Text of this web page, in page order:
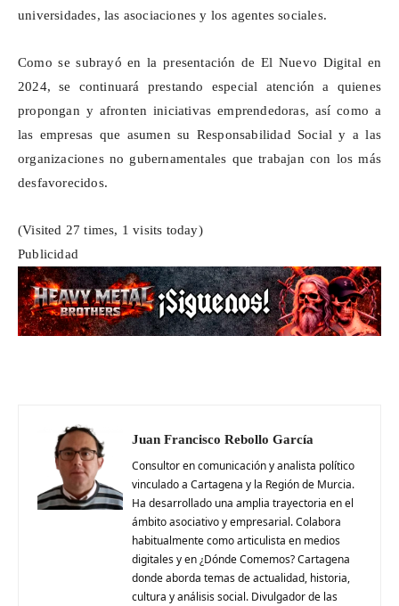
universidades, las asociaciones y los agentes sociales.
Como se subrayó en la presentación de El Nuevo Digital en
2024, se continuará prestando especial atención a quienes
propongan y afronten iniciativas emprendedoras, así como a
las empresas que asumen su Responsabilidad Social y a las
organizaciones no gubernamentales que trabajan con los más
desfavorecidos.
(Visited 27 times, 1 visits today)
Publicidad
Juan Francisco Rebollo García
Consultor en comunicación y analista político
vinculado a Cartagena y la Región de Murcia.
Ha desarrollado una amplia trayectoria en el
ámbito asociativo y empresarial. Colabora
habitualmente como articulista en medios
digitales y en ¿Dónde Comemos? Cartagena
donde aborda temas de actualidad, historia,
cultura y análisis social. Divulgador de las